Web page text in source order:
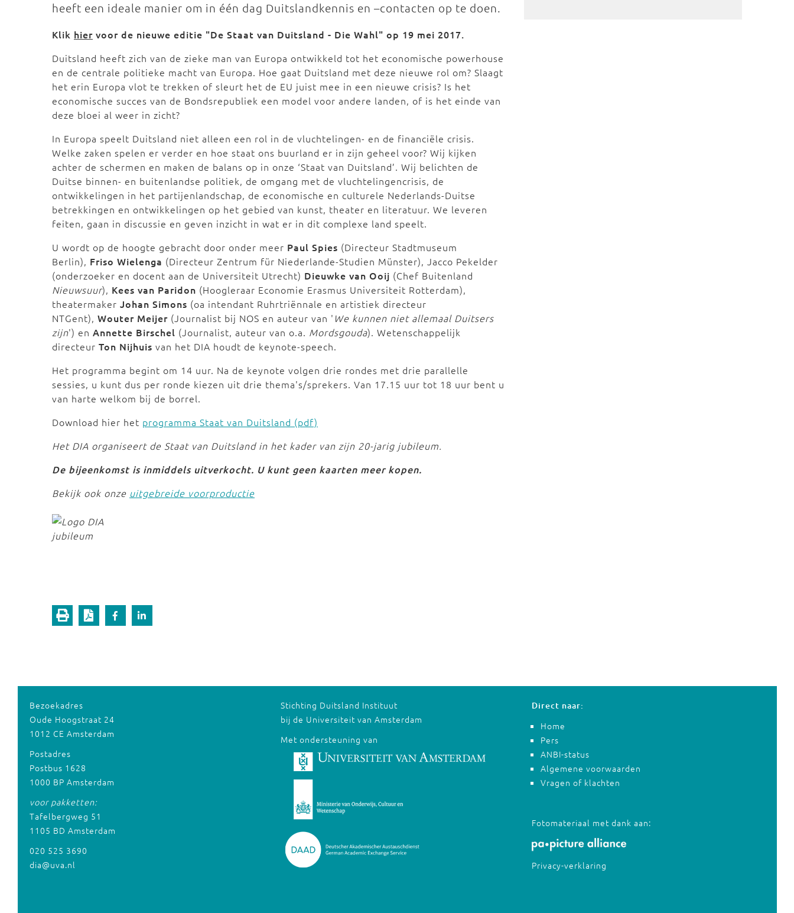
heeft een ideale manier om in één dag Duitslandkennis en –contacten op te doen.
Klik hier voor de nieuwe editie "De Staat van Duitsland - Die Wahl" op 19 mei 2017.
Duitsland heeft zich van de zieke man van Europa ontwikkeld tot het economische powerhouse
en de centrale politieke macht van Europa. Hoe gaat Duitsland met deze nieuwe rol om? Slaagt
het erin Europa vlot te trekken of sleurt het de EU juist mee in een nieuwe crisis? Is het
economische succes van de Bondsrepubliek een model voor andere landen, of is het einde van
deze bloei al weer in zicht?
In Europa speelt Duitsland niet alleen een rol in de vluchtelingen- en de financiële crisis.
Welke zaken spelen er verder en hoe staat ons buurland er in zijn geheel voor? Wij kijken
achter de schermen en maken de balans op in onze ‘Staat van Duitsland’. Wij belichten de
Duitse binnen- en buitenlandse politiek, de omgang met de vluchtelingencrisis, de
ontwikkelingen in het partijenlandschap, de economische en culturele Nederlands-Duitse
betrekkingen en ontwikkelingen op het gebied van kunst, theater en literatuur. We leveren
feiten, gaan in discussie en geven inzicht in wat er in dit complexe land speelt.
U wordt op de hoogte gebracht door onder meer Paul Spies (Directeur Stadtmuseum
Berlin), Friso Wielenga (Directeur Zentrum für Niederlande-Studien Münster), Jacco Pekelder
(onderzoeker en docent aan de Universiteit Utrecht) Dieuwke van Ooij (Chef Buitenland
Nieuwsuur), Kees van Paridon (Hoogleraar Economie Erasmus Universiteit Rotterdam),
theatermaker Johan Simons (oa intendant Ruhrtriënnale en artistiek directeur
NTGent), Wouter Meijer (Journalist bij NOS en auteur van ' We kunnen niet allemaal Duitsers
zijn') en Annette Birschel (Journalist, auteur van o.a. Mordsgouda). Wetenschappelijk
directeur Ton Nijhuis van het DIA houdt de keynote-speech.
Het programma begint om 14 uur. Na de keynote volgen drie rondes met drie parallelle
sessies, u kunt dus per ronde kiezen uit drie thema's/sprekers. Van 17.15 uur tot 18 uur bent u
van harte welkom bij de borrel.
Download hier het programma Staat van Duitsland (pdf)
Het DIA organiseert de Staat van Duitsland in het kader van zijn 20-jarig jubileum.
De bijeenkomst is inmiddels uitverkocht. U kunt geen kaarten meer kopen.
Bekijk ook onze uitgebreide voorproductie
Bezoekadres
Oude Hoogstraat 24
1012 CE Amsterdam
Postadres
Postbus 1628
1000 BP Amsterdam
voor pakketten:
Tafelbergweg 51
1105 BD Amsterdam
020 525 3690
dia@uva.nl
Stichting Duitsland Instituut
bij de Universiteit van Amsterdam
Met ondersteuning van
Direct naar:
Home
Pers
ANBI-status
Algemene voorwaarden
Vragen of klachten
Fotomateriaal met dank aan:
Privacy-verklaring